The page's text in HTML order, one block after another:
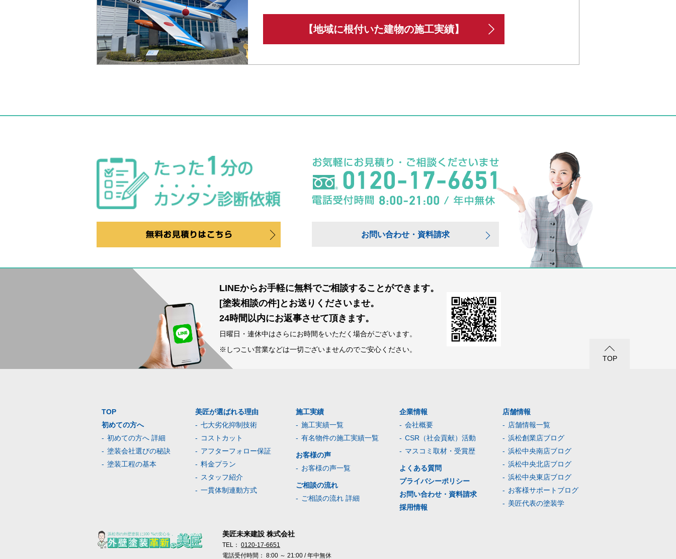
【地域に根付いた建物の施工実績】
お問い合わせ・資料請求
LINEからお手軽に無料でご相談することができます。
[塗装相談の件]とお送りくださいませ。
24時間以内にお返事させて頂きます。
日曜日・連休中はさらにお時間をいただく場合がございます。
※しつこい営業などは一切ございませんのでご安心ください。
TOP
TOP
初めての方へ
初めての方へ 詳細
塗装会社選びの秘訣
塗装工程の基本
美匠が選ばれる理由
七大劣化抑制技術
コストカット
アフターフォロー保証
料金プラン
スタッフ紹介
一貫体制連動方式
施工実績
施工実績一覧
有名物件の施工実績一覧
お客様の声
お客様の声一覧
ご相談の流れ
ご相談の流れ 詳細
企業情報
会社概要
CSR（社会貢献）活動
マスコミ取材・受賞歴
よくある質問
プライバシーポリシー
お問い合わせ・資料請求
採用情報
店舗情報
店舗情報一覧
浜松創業店ブログ
浜松中央南店ブログ
浜松中央北店ブログ
浜松中央東店ブログ
お客様サポートブログ
美匠代表の塗装学
美匠未来建設 株式会社
TEL： 0120-17-6651
電話受付時間： 8:00 ～ 21:00 / 年中無休